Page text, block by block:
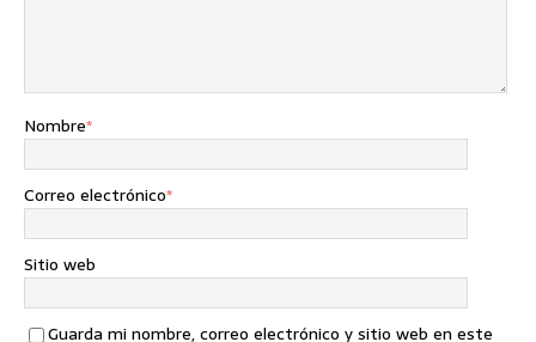
Nombre*
Correo electrónico*
Sitio web
Guarda mi nombre, correo electrónico y sitio web en este